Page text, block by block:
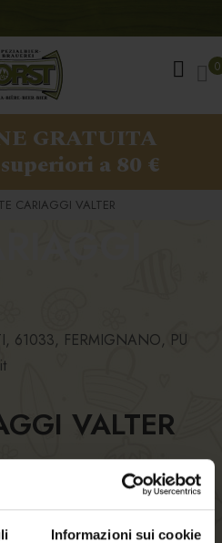
Informazioni sui cookie
0
GRATUITA
a 80 €
CARIAGGI VALTER
61033, FERMIGNANO, PU
VALTER